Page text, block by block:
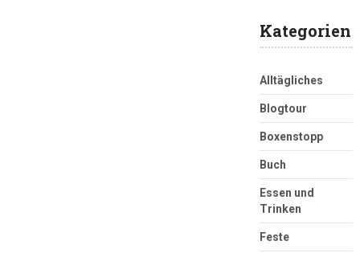
Kategorien
Alltägliches
Blogtour
Boxenstopp
Buch
Essen und
Trinken
Feste